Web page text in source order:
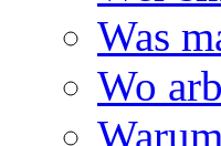
Was
Wo